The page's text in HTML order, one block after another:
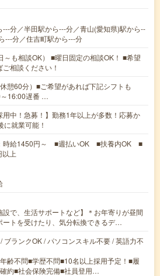
---分／半田駅から---分／青山(愛知県)駅から--
---分／住吉町駅から---分
～も相談OK） ■曜日固定の相談OK！ ■希望
相談ください！
憩60分）■ご希望があれば下記シフトも
16:00遅番 …
用中！急募！】勤務1年以上が多数！応募か
に就業可能！
時給1450円～ ■週払いOK ■扶養内OK ■
以上
設で、生活サポートなど】＊お年寄りが昼間
ートを受けたり、気分転換できるデ…
ブランクOK / パソコンスキル不要 / 英語力不
齢不問■学歴不問■10名以上採用予定！■履
約■社会保険完備■社員登用…